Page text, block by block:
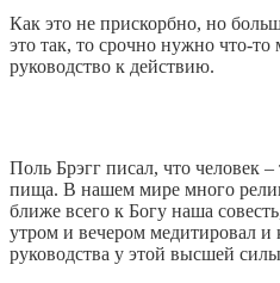
Как это не прискорбно, но
это так, то срочно нужно что-
руководство к действию.
Поль Брэгг писал, что человек
пища. В нашем мире много
ближе всего к Богу наша
утром и вечером медитировал и
руководства у этой высшей